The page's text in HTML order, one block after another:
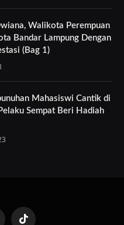
Walikota Perempuan
Bandar Lampung Dengan
(Bag 1)
Mahasiswi Cantik di
Sempat Beri Hadiah